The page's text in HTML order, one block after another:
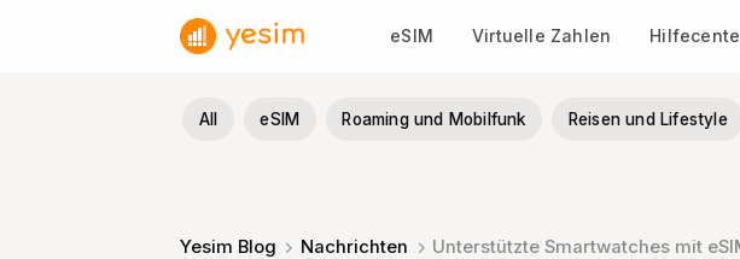
eSIM Virtuelle Zahlen
All eSIM Roaming und Mobilfunk Reisen und Lifestyle
Yesim Blog Nachrichten Unterstützte Smartwatches mit